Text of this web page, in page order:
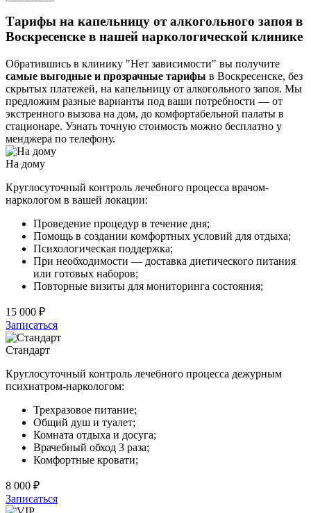
Тарифы на капельницу от алкогольного запоя в
Воскресенске в нашей наркологической клинике
Обратившись в клинику "Нет зависимости" вы получите
самые выгодные и прозрачные тарифы в Воскресенске, без
скрытых платежей, на капельницу от алкогольного запоя. Мы
предложим разные варианты под ваши потребности — от
экстренного вызова на дом, до комфортабельной палаты в
стационаре. Узнать точную стоимость можно бесплатно у
менджера по телефону.
На дому
Круглосуточный контроль лечебного процесса врачом-
наркологом в вашей локации:
Проведение процедур в течение дня;
Помощь в создании комфортных условий для отдыха;
Психологическая поддержка;
При необходимости — доставка диетического питания
или готовых наборов;
Повторные визиты для мониторинга состояния;
15 000 ₽
Записаться
Стандарт
Круглосуточный контроль лечебного процесса дежурным
психиатром-наркологом:
Трехразовое питание;
Общий душ и туалет;
Комната отдыха и досуга;
Врачебный обход 3 раза;
Комфортные кровати;
8 000 ₽
Записаться